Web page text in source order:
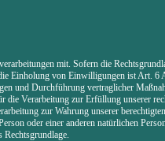
mit. Sofern die
Einholung von Einwilligungen ist Art. 6
und Durchführung vertraglicher
Verarbeitung zur Erfüllung unserer
zur Wahrung unserer
oder einer anderen natürlichen